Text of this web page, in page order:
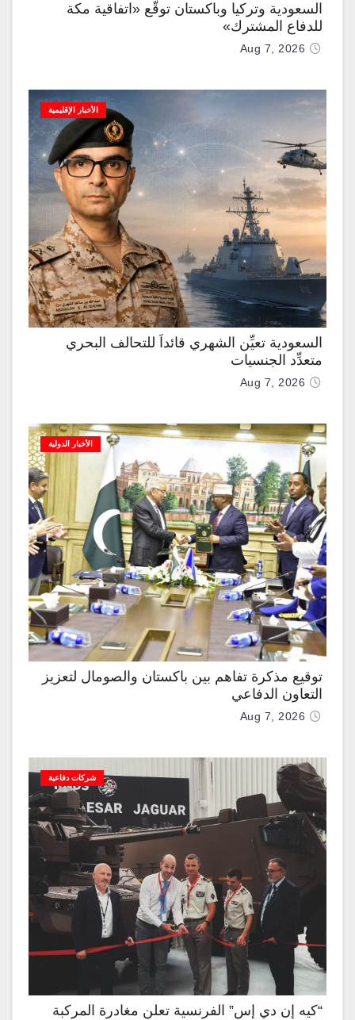
السعودية وتركيا وباكستان توقّع «اتفاقية مكة
للدفاع المشترك»
Aug 7, 2026
الأخبار الإقليمية
السعودية تعيِّن الشهري قائداً للتحالف البحري
متعدِّد الجنسيات
Aug 7, 2026
الأخبار الدولية
توقيع مذكرة تفاهم بين باكستان والصومال لتعزيز
التعاون الدفاعي
Aug 7, 2026
شركات دفاعية
“كيه إن دي إس” الفرنسية تعلن مغادرة المركبة